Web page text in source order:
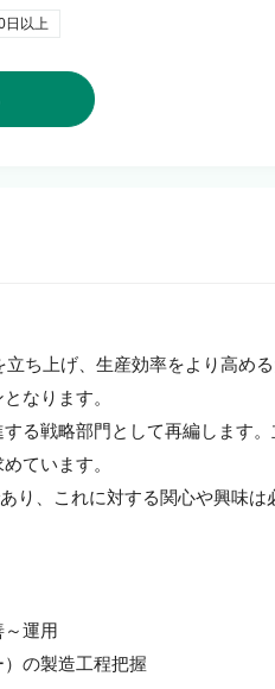
日以上
ち上げ、生産効率をより高め
なります。
る戦略部門として再編します
ています。
り、これに対する関心や興味は
～運用
の製造工程把握